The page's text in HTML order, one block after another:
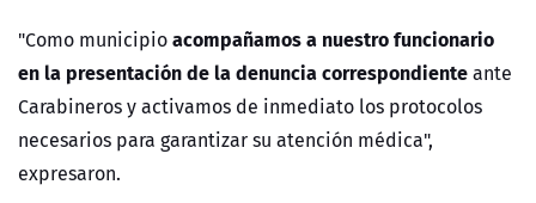
"Como municipioacompañamos a nuestro funcionario
en la presentación de la denuncia correspondienteante
Carabineros y activamos de inmediato los protocolos
necesarios para garantizar su atención médica",
expresaron.